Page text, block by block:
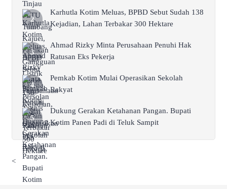
Karhutla Kotim Meluas, BPBD Sebut Sudah 138
Kejadian, Lahan Terbakar 300 Hektare
Ahmad Rizky Minta Perusahaan Penuhi Hak
Ratusan Eks Pekerja
Pemkab Kotim Mulai Operasikan Sekolah
Rakyat
Dukung Gerakan Ketahanan Pangan. Bupati
Kotim Panen Padi di Teluk Sampit
<